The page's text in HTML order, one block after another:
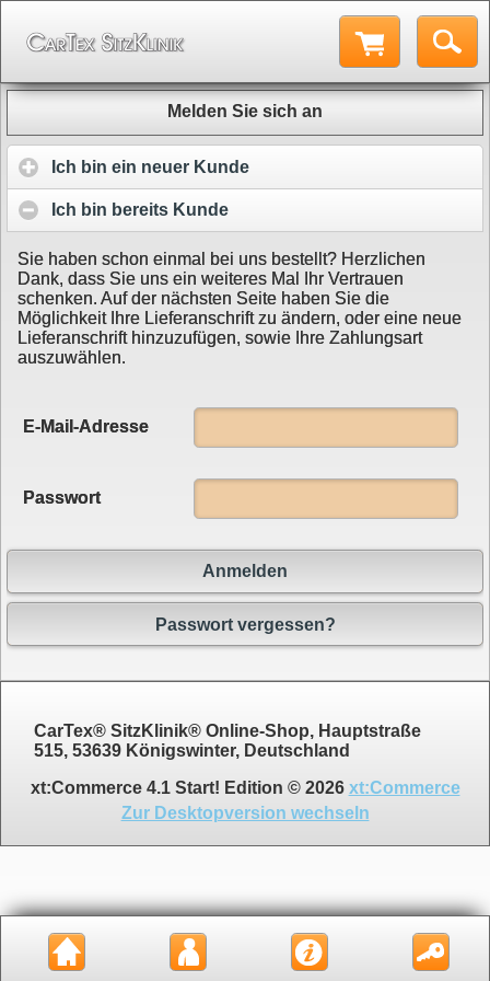
Melden Sie sich an
Ich bin ein neuer Kunde
Ich bin bereits Kunde
Sie haben schon einmal bei uns bestellt? Herzlichen
Dank, dass Sie uns ein weiteres Mal Ihr Vertrauen
schenken. Auf der nächsten Seite haben Sie die
Möglichkeit Ihre Lieferanschrift zu ändern, oder eine neue
Lieferanschrift hinzuzufügen, sowie Ihre Zahlungsart
auszuwählen.
E-Mail-Adresse
Passwort
Anmelden
Passwort vergessen?
CarTex® SitzKlinik® Online-Shop, Hauptstraße
515, 53639 Königswinter, Deutschland
xt:Commerce 4.1 Start! Edition © 2026 xt:Commerce
Zur Desktopversion wechseln